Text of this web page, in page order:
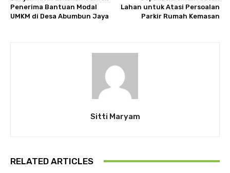
Penerima Bantuan Modal
UMKM di Desa Abumbun Jaya
Lahan untuk Atasi Persoalan
Parkir Rumah Kemasan
Sitti Maryam
RELATED ARTICLES